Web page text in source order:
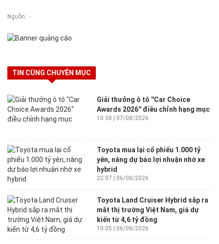
Nguồn: -
TIN CÙNG CHUYÊN MỤC
Giải thưởng ô tô ''Car Choice
Awards 2026'' điều chỉnh hạng mục
10:38 | 07/08/2026
Toyota mua lại cổ phiếu 1.000 tỷ
yên, nâng dự báo lợi nhuận nhờ xe
hybrid
22:07 | 06/08/2026
Toyota Land Cruiser Hybrid sắp ra
mắt thị trường Việt Nam, giá dự
kiến từ 4,6 tỷ đồng
10:05 | 06/08/2026